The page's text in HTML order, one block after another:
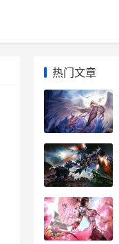
热门文章